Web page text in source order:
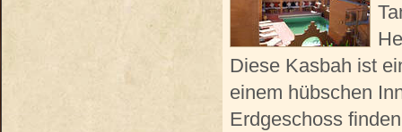
Diese Kasbah ist
einem hübschen
Erdgeschoss